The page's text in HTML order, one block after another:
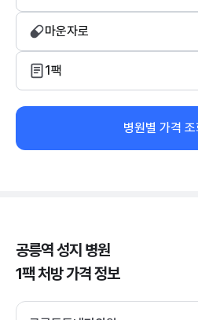
마운자로
1팩
병원별 가격 조
공릉역 성지 병원
1팩 처방 가격 정보